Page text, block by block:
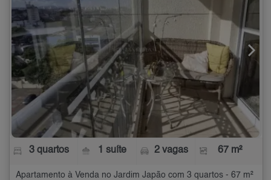
3 quartos 1 suíte 2 vagas 67 m²
Apartamento à Venda no Jardim Japão com 3 quartos - 67 m²